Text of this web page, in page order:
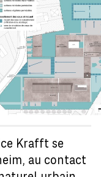
Krafft se
au contact